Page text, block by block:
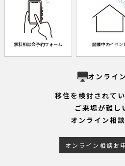
無料相談会予約フォーム 開催中のイベン
オンライ
移住を検討されて
ご来場が難し
オンライン相
オンライン相談お